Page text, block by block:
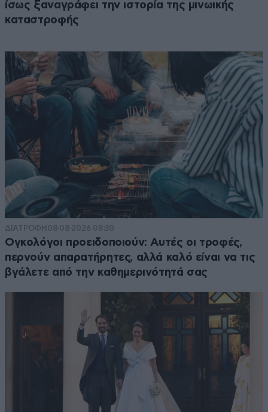
ίσως ξαναγράφει την ιστορία της μινωικής
καταστροφής
ΔΙΑΤΡΟΦΗ 08·08·2026 08:30
Ογκολόγοι προειδοποιούν: Αυτές οι τροφές,
περνούν απαρατήρητες, αλλά καλό είναι να τις
βγάλετε από την καθημερινότητά σας